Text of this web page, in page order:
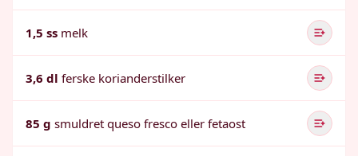
1,5 ss melk
3,6 dl ferske korianderstilker
85 g smuldret queso fresco eller fetaost